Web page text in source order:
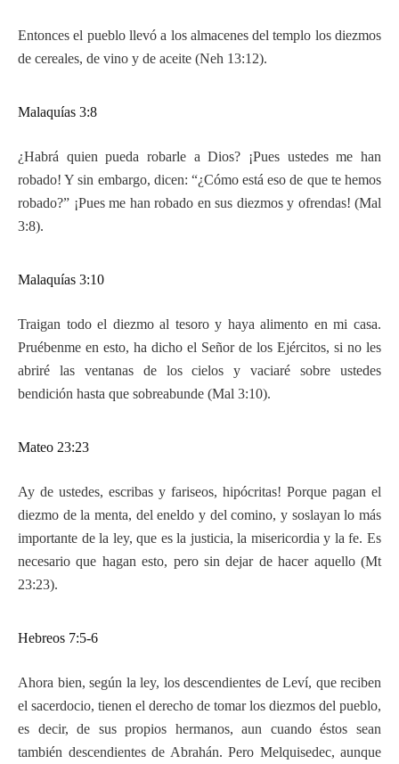
Entonces el pueblo llevó a los almacenes del templo los diezmos
de cereales, de vino y de aceite (Neh 13:12).
Malaquías 3:8
¿Habrá quien pueda robarle a Dios? ¡Pues ustedes me han
robado! Y sin embargo, dicen: “¿Cómo está eso de que te hemos
robado?” ¡Pues me han robado en sus diezmos y ofrendas! (Mal
3:8).
Malaquías 3:10
Traigan todo el diezmo al tesoro y haya alimento en mi casa.
Pruébenme en esto, ha dicho el Señor de los Ejércitos, si no les
abriré las ventanas de los cielos y vaciaré sobre ustedes
bendición hasta que sobreabunde (Mal 3:10).
Mateo 23:23
Ay de ustedes, escribas y fariseos, hipócritas! Porque pagan el
diezmo de la menta, del eneldo y del comino, y soslayan lo más
importante de la ley, que es la justicia, la misericordia y la fe. Es
necesario que hagan esto, pero sin dejar de hacer aquello (Mt
23:23).
Hebreos 7:5-6
Ahora bien, según la ley, los descendientes de Leví, que reciben
el sacerdocio, tienen el derecho de tomar los diezmos del pueblo,
es decir, de sus propios hermanos, aun cuando éstos sean
también descendientes de Abrahán. Pero Melquisedec, aunque